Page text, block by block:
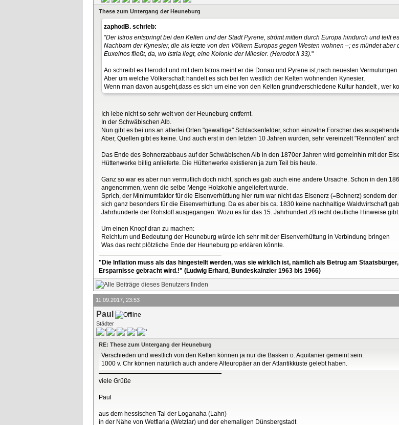
These zum Untergang der Heuneburg
zaphodB. schrieb:
"Der Istros entspringt bei den Kelten und der Stadt Pyrene, strömt mitten durch Europa hindurch und teilt
Nachbarn der Kynesier, die als letzte von den Völkern Europas gegen Westen wohnen –; es mündet
Euxeinos fließt, da, wo Istria liegt, eine Kolonie der Milesier. (Herodot II 33)."
Ao schreibt es Herodot und mit dem Istros meint er die Donau und Pyrene ist,nach neuesten
Aber um welche Völkerschaft handelt es sich bei fen westlich der Kelten wohnenden Kynesier,
Wenn man davon ausgeht,dass es sich um eine von den Kelten grundverschiedene Kultur handelt , wer
Ich lebe nicht so sehr weit von der Heuneburg entfernt.
In der Schwäbischen Alb.
Nun gibt es bei uns an allerlei Orten "gewaltige" Schlackenfelder, schon einzelne Forscher des
Aber, Quellen gibt es keine. Und auch erst in den letzten 10 Jahren wurden, sehr vereinzelt "Rennöfen"
Das Ende des Bohnerzabbaus auf der Schwäbischen Alb in den 1870er Jahren wird gemeinhin mit der
Hüttenwerke billig anlieferte. Die Hüttenwerke existieren ja zum Teil bis heute.
Ganz so war es aber nun vermutlich doch nicht, sprich es gab auch eine andere Ursache. Schon in den
angenommen, wenn die selbe Menge Holzkohle angeliefert wurde.
Sprich, der Minimumfaktor für die Eisenverhüttung hier rum war nicht das Eisenerz (=Bohnerz) sondern
sich ganz besonders für die Eisenverhüttung. Da es aber bis ca. 1830 keine nachhaltige Waldwirtschaft
Jahrhunderte der Rohstoff ausgegangen. Wozu es für das 15. Jahrhundert zB recht deutliche Hinweise gibt.
Um einen Knopf dran zu machen:
Reichtum und Bedeutung der Heuneburg würde ich sehr mit der Eisenverhüttung in Verbindung bringen
Was das recht plötzliche Ende der Heuneburg pp erklären könnte.
"Die Inflation muss als das hingestellt werden, was sie wirklich ist, nämlich als Betrug am
Ersparnisse gebracht wird.!" (Ludwig Erhard, Bundeskalnzler 1963 bis 1966)
11.09.2017, 23:53
Paul
Städter
RE: These zum Untergang der Heuneburg
Verschieden und westlich von den Kelten können ja nur die Basken o. Aquitanier gemeint sein.
1000 v. Chr können natürlich auch andere Alteuropäer an der Atlantikküste gelebt haben.
viele Grüße
Paul
aus dem hessischen Tal der Loganaha (Lahn)
in der Nähe von Wetflaria (Wetzlar) und der ehemaligen Dünsbergstadt